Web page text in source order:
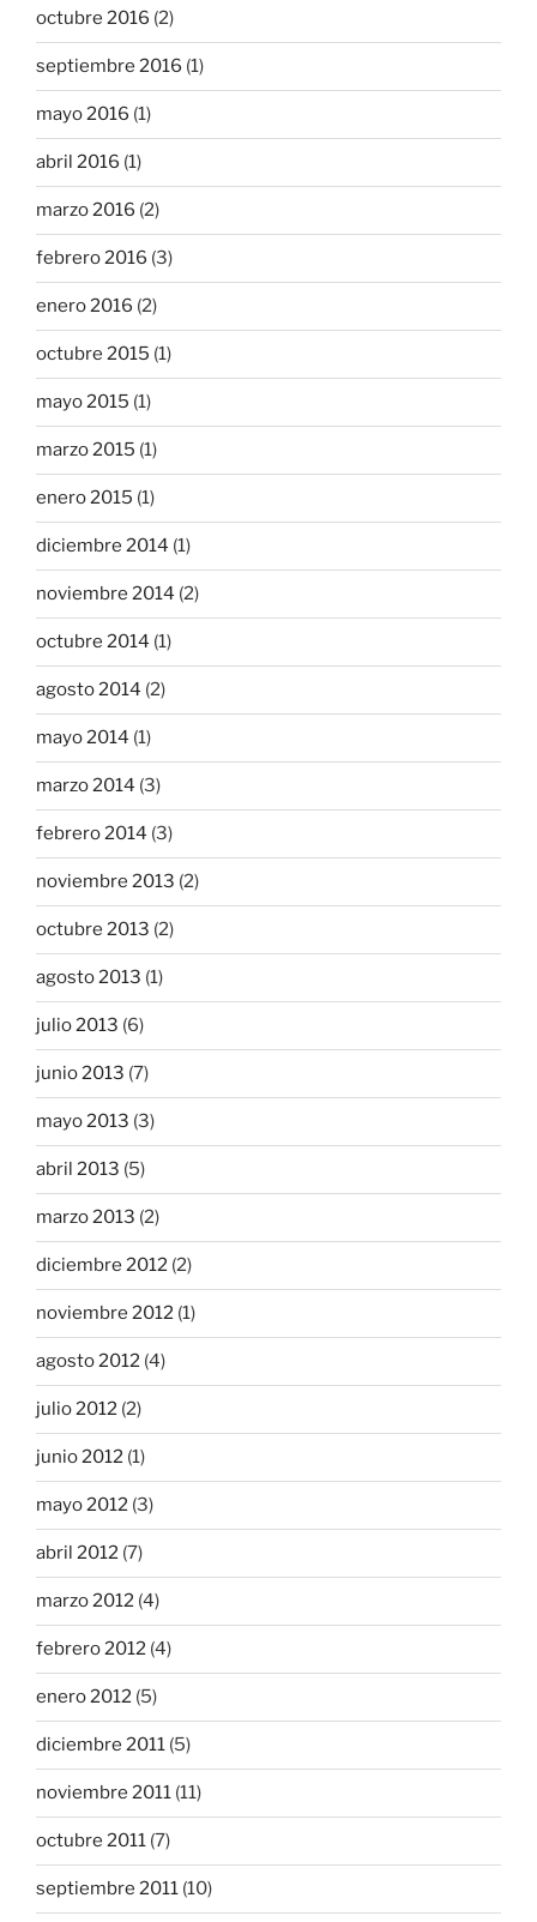
octubre 2016 (2)
septiembre 2016 (1)
mayo 2016 (1)
abril 2016 (1)
marzo 2016 (2)
febrero 2016 (3)
enero 2016 (2)
octubre 2015 (1)
mayo 2015 (1)
marzo 2015 (1)
enero 2015 (1)
diciembre 2014 (1)
noviembre 2014 (2)
octubre 2014 (1)
agosto 2014 (2)
mayo 2014 (1)
marzo 2014 (3)
febrero 2014 (3)
noviembre 2013 (2)
octubre 2013 (2)
agosto 2013 (1)
julio 2013 (6)
junio 2013 (7)
mayo 2013 (3)
abril 2013 (5)
marzo 2013 (2)
diciembre 2012 (2)
noviembre 2012 (1)
agosto 2012 (4)
julio 2012 (2)
junio 2012 (1)
mayo 2012 (3)
abril 2012 (7)
marzo 2012 (4)
febrero 2012 (4)
enero 2012 (5)
diciembre 2011 (5)
noviembre 2011 (11)
octubre 2011 (7)
septiembre 2011 (10)